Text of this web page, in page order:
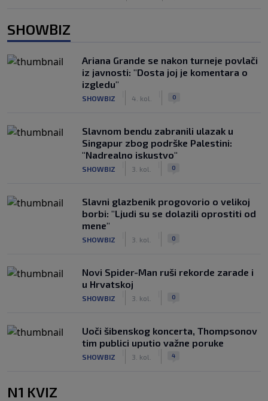
SHOWBIZ
Ariana Grande se nakon turneje povlači
iz javnosti: "Dosta joj je komentara o
izgledu"
SHOWBIZ 4. kol. 0
Slavnom bendu zabranili ulazak u
Singapur zbog podrške Palestini:
"Nadrealno iskustvo"
SHOWBIZ 3. kol. 0
Slavni glazbenik progovorio o velikoj
borbi: "Ljudi su se dolazili oprostiti od
mene"
SHOWBIZ 3. kol. 0
Novi Spider-Man ruši rekorde zarade i
u Hrvatskoj
SHOWBIZ 3. kol. 0
Uoči šibenskog koncerta, Thompsonov
tim publici uputio važne poruke
SHOWBIZ 3. kol. 4
N1 KVIZ